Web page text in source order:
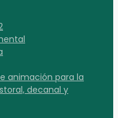
animación para la
decanal y